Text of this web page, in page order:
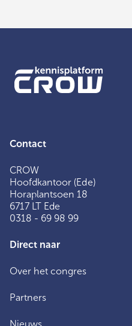
Contact
CROW
Hoofdkantoor (Ede)
Horaplantsoen 18
6717 LT Ede
0318 - 69 98 99
Direct naar
Over het congres
Partners